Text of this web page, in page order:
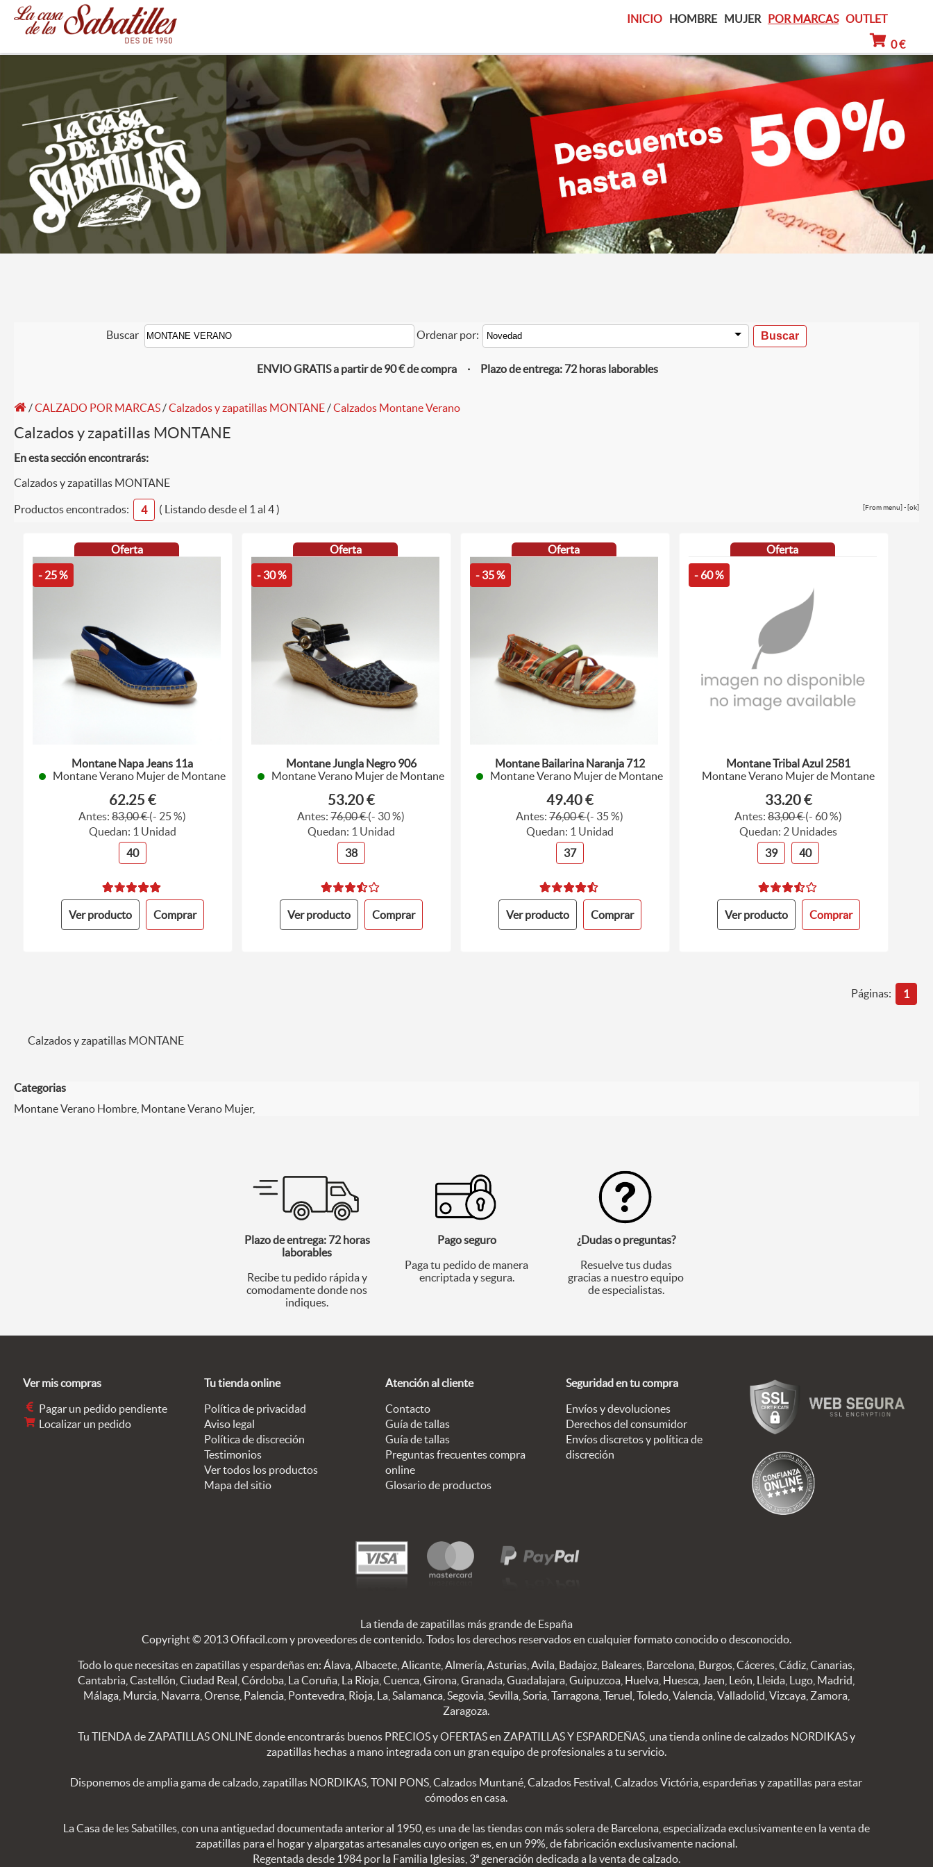
INICIO HOMBRE MUJER POR MARCAS OUTLET
0 €
Buscar Ordenar por:
ENVIO GRATIS a partir de 90 € de compra · Plazo de entrega: 72 horas laborables
/CALZADO POR MARCAS/Calzados y zapatillas MONTANE/Calzados Montane Verano
Calzados y zapatillas MONTANE
En esta sección encontrarás:
Calzados y zapatillas MONTANE
[From menu] - [ok]
Productos encontrados: 4 ( Listando desde el 1 al 4 )
Oferta
- 25 %
Montane Napa Jeans 11a
Montane Verano Mujer de Montane
62.25 €
Antes:83,00 €(- 25 %)
Quedan: 1 Unidad
40
Ver producto Comprar
Oferta
- 30 %
Montane Jungla Negro 906
Montane Verano Mujer de Montane
53.20 €
Antes:76,00 €(- 30 %)
Quedan: 1 Unidad
38
Ver producto Comprar
Oferta
- 35 %
Montane Bailarina Naranja 712
Montane Verano Mujer de Montane
49.40 €
Antes:76,00 €(- 35 %)
Quedan: 1 Unidad
37
Ver producto Comprar
Oferta
- 60 %
Montane Tribal Azul 2581
Montane Verano Mujer de Montane
33.20 €
Antes: 83,00 €(- 60 %)
Quedan: 2 Unidades
39
40
Ver producto Comprar
Páginas: 1
Calzados y zapatillas MONTANE
Categorias
Montane Verano Hombre, Montane Verano Mujer,
Plazo de entrega: 72 horas
laborables
Recibe tu pedido rápida y
comodamente donde nos
indiques.
Pago seguro
Paga tu pedido de manera
encriptada y segura.
¿Dudas o preguntas?
Resuelve tus dudas
gracias a nuestro equipo
de especialistas.
Ver mis compras
Pagar un pedido pendiente
Localizar un pedido
Tu tienda online
Política de privacidad
Aviso legal
Política de discreción
Testimonios
Ver todos los productos
Mapa del sitio
Atención al cliente
Contacto
Guía de tallas
Guía de tallas
Preguntas frecuentes compra
online
Glosario de productos
Seguridad en tu compra
Envíos y devoluciones
Derechos del consumidor
Envíos discretos y política de
discreción
La tienda de zapatillas más grande de España
Copyright © 2013 Ofifacil.com y proveedores de contenido. Todos los derechos reservados en cualquier formato conocido o desconocido.
Todo lo que necesitas en zapatillas y espardeñas en: Álava, Albacete, Alicante, Almería, Asturias, Avila, Badajoz, Baleares, Barcelona, Burgos, Cáceres, Cádiz, Canarias,
Cantabria, Castellón, Ciudad Real, Córdoba, La Coruña, La Rioja, Cuenca, Girona, Granada, Guadalajara, Guipuzcoa, Huelva, Huesca, Jaen, León, Lleida, Lugo, Madrid,
Málaga, Murcia, Navarra, Orense, Palencia, Pontevedra, Rioja, La, Salamanca, Segovia, Sevilla, Soria, Tarragona, Teruel, Toledo, Valencia, Valladolid, Vizcaya, Zamora,
Zaragoza.
Tu TIENDA de ZAPATILLAS ONLINE donde encontrarás buenos PRECIOS y OFERTAS en ZAPATILLAS Y ESPARDEÑAS, una tienda online de calzados NORDIKAS y
zapatillas hechas a mano integrada con un gran equipo de profesionales a tu servicio.
Disponemos de amplia gama de calzado, zapatillas NORDIKAS, TONI PONS, Calzados Muntané, Calzados Festival, Calzados Victória, espardeñas y zapatillas para estar
cómodos en casa.
La Casa de les Sabatilles, con una antiguedad documentada anterior al 1950, es una de las tiendas con más solera de Barcelona, especializada exclusivamente en la venta de
zapatillas para el hogar y alpargatas artesanales cuyo origen es, en un 99%, de fabricación exclusivamente nacional.
Regentada desde 1984 por la Familia Iglesias, 3ª generación dedicada a la venta de calzado.